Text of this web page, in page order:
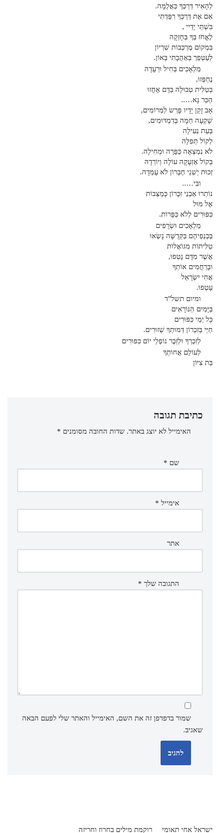
לְהָאִיר דַּרְכְּךָ כַּאֲלֻמָּה.
אִם אֶת דַּרְכְּךָ רִפַּדְתִּי
בִּשְׁתֵּי יָדַיי ,
לֶאֱחֹז בְּךָ בְּחָזְקָה
בִּמְקוֹם מֶרְכְּבוֹת שִׁרְיוֹן
לְעַטְּפֵך בְּאַהֲבָתִי בְּאוֹן.
מַלְאָכִים בְּחִיל וּרְעָדָה
נֶחְפְּזוּ,
בְּטַלִּית טְבוּלָה בַּדָּם אָחֲזוּ
הַכֵּר נָא…..
אָב זָקֵן יָדָיו פָּרַשׂ לַמְּרוֹמִים,
שָׁקְעָה חַמָּה בְּדִמְדּוּמִים,
בְּעֵת נְעִילָה
לְקוֹל תְּפִלָּה
לֹא נִמְצְאָה כַּפָּרָה וּמְחִילָה.
בְּקוֹל אַזְעָקָה עוֹלָה וְיוֹרְדָהּ
זְכוּת יְשֵׁנֵי חֶבְרוֹן לֹא עָמְדָה.
ובִּי…..
נוֹתְרוּ אַבְנֵי זִכָּרוֹן כְּמַצֵּבוֹת
אֶל מוּל
כִּפּוּרִים לְלֹא כַּפָּרוֹת.
מַלְאָכִים וּשְׂרָפִים
בְּכַנְפֵיהֶם בַּקְּדֻשָּׁה נָשְׂאוּ
טַלִּיתוֹת מִגּוֹאֲלוֹת
אֲשֶׁר מִדָּם נָטְפוּ,
ובָרַחֲמִים אוֹתְךָ
אֲחִי יִשְׂרָאֵל
עָטְפוּ.
ומיום תשל"ד
בַּיָּמִים הַנּוֹרָאִים
כָּל יְמֵי כִּפּוּרִים
חַיֵּי בְּזִכְרוֹן דְּמוּתְךָ שְׁזוּרִים.
לְזִכְרְךָ וּלְזֵכֶר נוֹפְלֵי יוֹם כִּפּוּרִים
לְעוֹלָם אֲחוֹתְךָ
בַּת צִיּוֹן
כתיבת תגובה
האימייל לא יוצג באתר. שדות החובה מסומנים *
שם *
אימייל *
אתר
התגובה שלך *
שמור בדפדפן זה את השם, האימייל והאתר שלי לפעם הבאה
שאגיב.
ישראל אחי תאומי רוקמת מילים בחרוז וחריזה